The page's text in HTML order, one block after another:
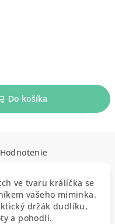
Do košíka
Hodnotenie
ve tvaru králíčka se
vašeho miminka.
držák dudlíku,
a pohodlí.